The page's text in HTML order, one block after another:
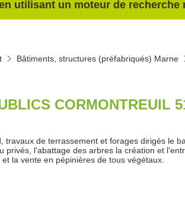
utilisant un moteur de recherche
Bâtiments, structures (préfabriqués) Marne
CORMONTREUIL
de terrassement et forages dirigés le
privés, l'abattage des arbres la création et
la vente en pépinières de tous végétaux.